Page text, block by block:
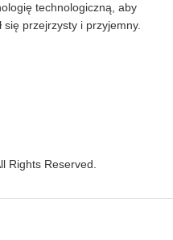
technologiczną, aby
przejrzysty i przyjemny.
Rights Reserved.